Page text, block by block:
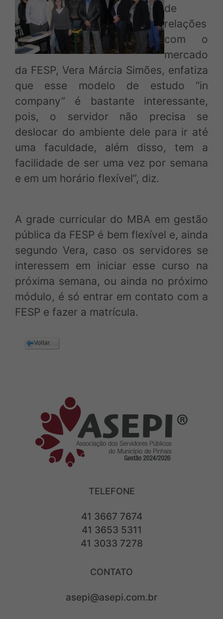
de
relações
com o
mercado
da FESP, Vera Márcia Simões, enfatiza
que esse modelo de estudo “in
company” é bastante interessante,
pois, o servidor não precisa se
deslocar do ambiente dele para ir até
uma faculdade, além disso, tem a
facilidade de ser uma vez por semana
e em um horário flexível”, diz.
A grade curricular do MBA em gestão
pública da FESP é bem flexível e, ainda
segundo Vera, caso os servidores se
interessem em iniciar esse curso na
próxima semana, ou ainda no próximo
módulo, é só entrar em contato com a
FESP e fazer a matrícula.
Voltar
TELEFONE
41 3667 7674
41 3653 5311
41 3033 7278
CONTATO
asepi@asepi.com.br